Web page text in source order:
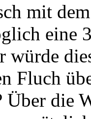
mit
eine
würde
Fluch
Über die